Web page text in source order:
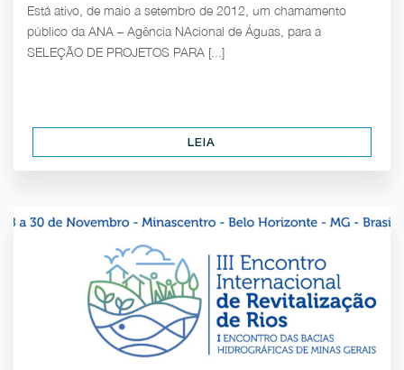
Está ativo, de maio a setembro de 2012, um chamamento
público da ANA – Agência NAcional de Águas, para a
SELEÇÃO DE PROJETOS PARA [...]
LEIA